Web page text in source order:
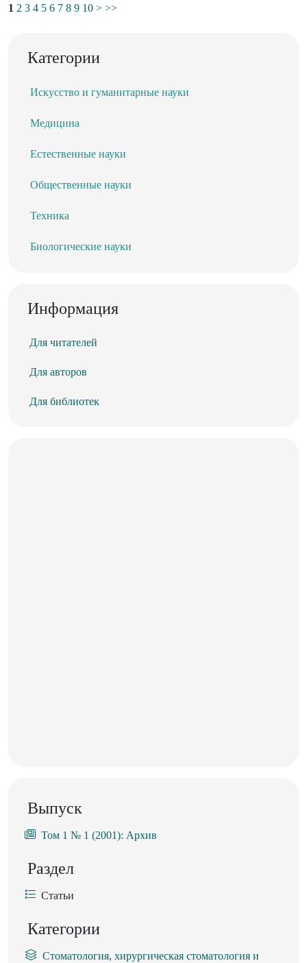
1 2 3 4 5 6 7 8 9 10 > >>
Категории
Искусство и гуманитарные науки
Медицина
Естественные науки
Общественные науки
Техника
Биологические науки
Информация
Для читателей
Для авторов
Для библиотек
Выпуск
Том 1 № 1 (2001): Архив
Раздел
Статьи
Категории
Стоматология, хирургическая стоматология и